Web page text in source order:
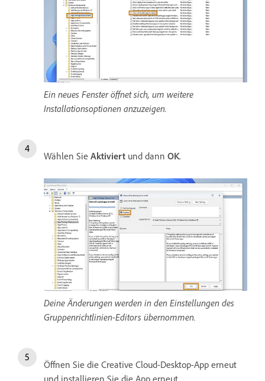
Ein neues Fenster öffnet sich, um weitere
Installationsoptionen anzuzeigen.
Wählen Sie Aktiviert und dann OK.
Deine Änderungen werden in den Einstellungen des
Gruppenrichtlinien-Editors übernommen.
Öffnen Sie die Creative Cloud-Desktop-App erneut